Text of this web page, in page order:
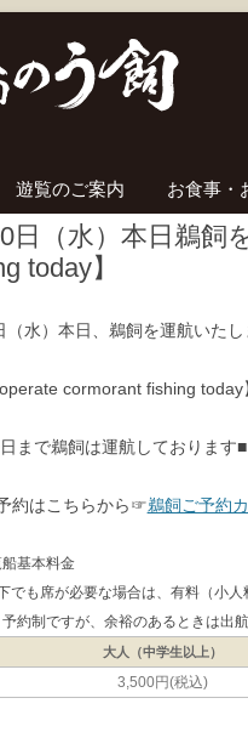
遊覧のご案内 お食事・
日（水）本日鵜飼
today】
（水）本日、鵜飼を運航いたし
operate cormorant fishing today
まで鵜飼は運航しております■
約はこちらから☞鵜飼ご予約
基本料金
でも席が必要な場合は、有料（小人
約制ですが、余裕のあるときは出航
大人（中学生以上）
3,500円(税込)